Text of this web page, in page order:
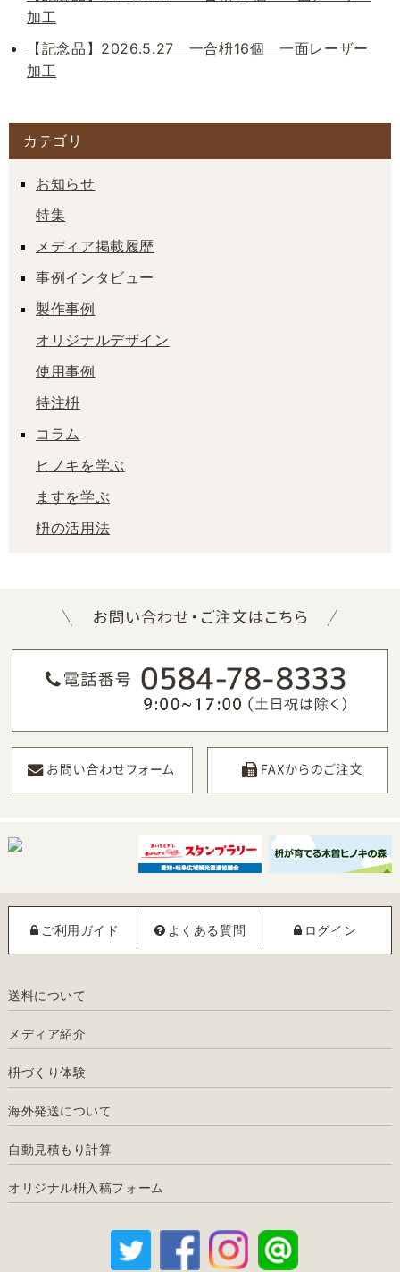
加工
【記念品】2026.5.27 一合枡16個 一面レーザー
加工
カテゴリ
お知らせ
特集
メディア掲載履歴
事例インタビュー
製作事例
オリジナルデザイン
使用事例
特注枡
コラム
ヒノキを学ぶ
ますを学ぶ
枡の活用法
ご利用ガイド よくある質問 ログイン
送料について
メディア紹介
枡づくり体験
海外発送について
自動見積もり計算
オリジナル枡入稿フォーム